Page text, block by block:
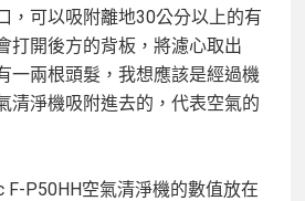
，可以吸附離地30公分以上的有
打開後方的背板，將濾心取出
一兩根頭髮，我想應該是經過機
清淨機吸附進去的，代表空氣的
F-P50HH空氣清淨機的數值放在